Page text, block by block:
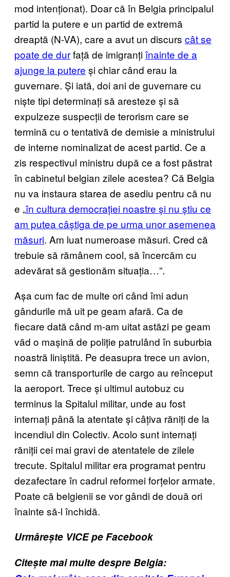
mod intenționat). Doar că în Belgia principalul
partid la putere e un partid de extremă
dreaptă (N-VA), care a avut un discurs cât se
poate de durfață de imigranțiînainte de a
ajunge la putere și chiar când erau la
guvernare. Și iată, doi ani de guvernare cu
niște tipi determinați să aresteze și să
expulzeze suspecții de terorism care se
termină cu o tentativă de demisie a ministrului
de interne nominalizat de acest partid. Ce a
zis respectivul ministru după ce a fost păstrat
în cabinetul belgian zilele acestea? Că Belgia
nu va instaura starea de asediu pentru că nu
e „în cultura democrației noastre și nu știu ce
am putea câștiga de pe urma unor asemenea
măsuri. Am luat numeroase măsuri. Cred că
trebuie să rămânem cool, să încercăm cu
adevărat să gestionăm situația…”.
Așa cum fac de multe ori când îmi adun
gândurile mă uit pe geam afară. Ca de
fiecare dată când m-am uitat astăzi pe geam
văd o mașină de poliție patrulând în suburbia
noastră liniștită. Pe deasupra trece un avion,
semn că transporturile de cargo au reînceput
la aeroport. Trece și ultimul autobuz cu
terminus la Spitalul militar, unde au fost
internați până la atentate și câțiva răniți de la
incendiul din Colectiv. Acolo sunt internați
răniții cei mai gravi de atentatele de zilele
trecute. Spitalul militar era programat pentru
dezafectare în cadrul reformei forțelor armate.
Poate că belgienii se vor gândi de două ori
înainte să-l închidă.
Urmărește VICE pe Facebook
Citește mai multe despre Belgia: